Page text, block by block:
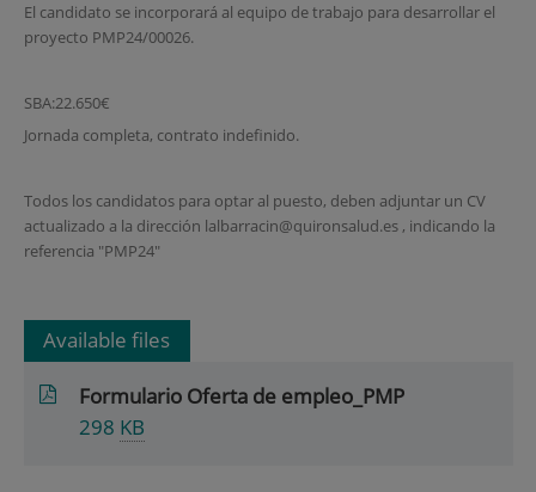
El candidato se incorporará al equipo de trabajo para desarrollar el
proyecto PMP24/00026.
SBA:22.650€
Jornada completa, contrato indefinido.
Todos los candidatos para optar al puesto, deben adjuntar un CV
actualizado a la dirección lalbarracin@quironsalud.es , indicando la
referencia "PMP24"
Available files
Formulario Oferta de empleo_PMP
298 KB